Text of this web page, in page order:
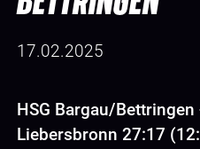
17.02.2025
HSG Bargau/Bettringen
Liebersbronn 27:17